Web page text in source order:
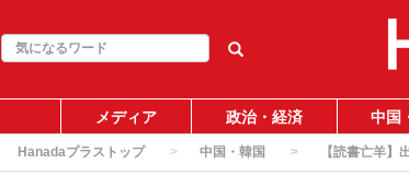
メディア 政治・経済 中国
Hanadaプラストップ 中国・韓国 【読書亡羊